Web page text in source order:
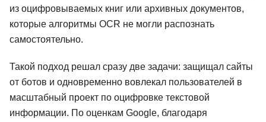
из оцифровываемых книг или архивных документов,
которые алгоритмы OCR не могли распознать
самостоятельно.
Такой подход решал сразу две задачи: защищал сайты
от ботов и одновременно вовлекал пользователей в
масштабный проект по оцифровке текстовой
информации. По оценкам Google, благодаря